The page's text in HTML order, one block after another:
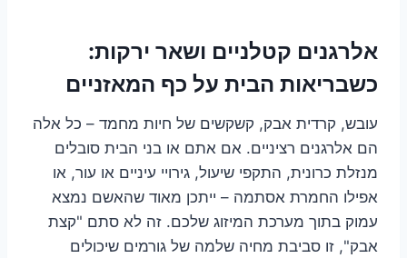
אלרגנים קטלניים ושאר ירקות:
כשבריאות הבית על כף המאזניים
עובש, קרדית אבק, קשקשים של חיות מחמד – כל אלה
הם אלרגנים רציניים. אם אתם או בני הבית סובלים
מנזלת כרונית, התקפי שיעול, גירויי עיניים או עור, או
אפילו החמרת אסתמה – ייתכן מאוד שהאשם נמצא
עמוק בתוך מערכת המיזוג שלכם. זה לא סתם "קצת
אבק", זו סביבת מחיה שלמה של גורמים שיכולים